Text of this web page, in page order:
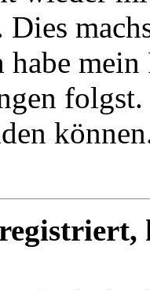
Dies
habe